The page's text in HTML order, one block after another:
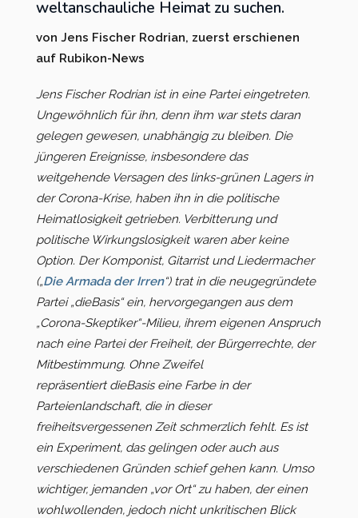
weltanschauliche Heimat zu suchen.
von Jens Fischer Rodrian, zuerst erschienen
auf Rubikon-News
Jens Fischer Rodrian ist in eine Partei eingetreten.
Ungewöhnlich für ihn, denn ihm war stets daran
gelegen gewesen, unabhängig zu bleiben. Die
jüngeren Ereignisse, insbesondere das
weitgehende Versagen des links-grünen Lagers in
der Corona-Krise, haben ihn in die politische
Heimatlosigkeit getrieben. Verbitterung und
politische Wirkungslosigkeit waren aber keine
Option. Der Komponist, Gitarrist und Liedermacher
(„Die Armada der Irren“) trat in die neugegründete
Partei „dieBasis“ ein, hervorgegangen aus dem
„Corona-Skeptiker“-Milieu, ihrem eigenen Anspruch
nach eine Partei der Freiheit, der Bürgerrechte, der
Mitbestimmung. Ohne Zweifel
repräsentiert dieBasis eine Farbe in der
Parteienlandschaft, die in dieser
freiheitsvergessenen Zeit schmerzlich fehlt. Es ist
ein Experiment, das gelingen oder auch aus
verschiedenen Gründen schief gehen kann. Umso
wichtiger, jemanden „vor Ort“ zu haben, der einen
wohlwollenden, jedoch nicht unkritischen Blick
Kreisverband Ostholstein
Kreisverband Plön
Kreisverband Schleswig-
Flensburg
Kreisverband Segeberg
Kreisverband Steinburg
Kreisverband Stormarn
Kreisverband Rendsburg-
Eckernförde